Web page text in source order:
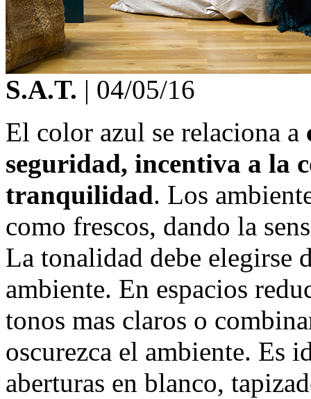
S.A.T. | 04/05/16
El color azul se relaciona a
seguridad, incentiva a la
tranquilidad. Los
como frescos, dando la
La tonalidad debe elegirse
ambiente. En espacios
tonos mas claros o
oscurezca el ambiente. Es
aberturas en blanco,